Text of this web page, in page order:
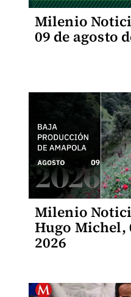
Milenio
09 de agosto
Milenio
Hugo Michel,
2026